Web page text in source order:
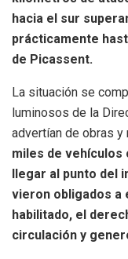
hacia el sur
prácticamente
de Picassent.
La situación se
luminosos de la
advertían de obras y
miles de vehículos
llegar al punto del
vieron obligados a
habilitado, el
circulación y